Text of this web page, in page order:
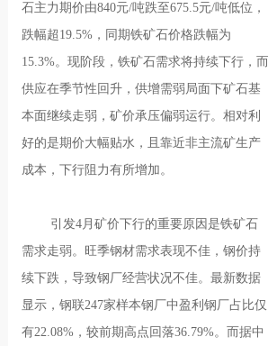
石主力期价由840元/吨跌至675.5元/吨低位，
跌幅超19.5%，同期铁矿石价格跌幅为
15.3%。现阶段，铁矿石需求将持续下行，而
供应在季节性回升，供增需弱局面下矿石基
本面继续走弱，矿价承压偏弱运行。相对利
好的是期价大幅贴水，且靠近非主流矿生产
成本，下行阻力有所增加。
引发4月矿价下行的重要原因是铁矿石
需求走弱。旺季钢材需求表现不佳，钢价持
续下跌，导致钢厂经营状况不佳。最新数据
显示，钢联247家样本钢厂中盈利钢厂占比仅
有22.08%，较前期高点回落36.79%。而据中